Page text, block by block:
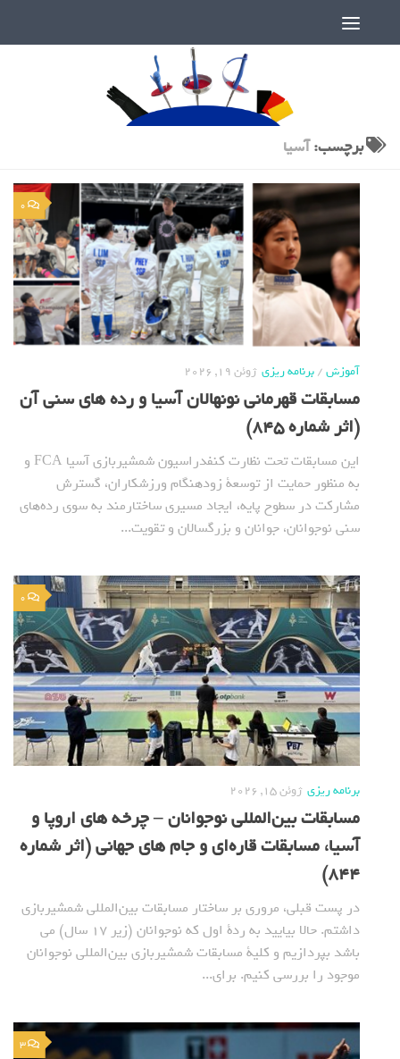
برچسب:آسیا
0
آموزش/برنامه ریزی ژوئن 19, 2026
مسابقات قهرمانی نونهالان آسیا و رده های سنی آن
(اثر شماره 845)
این مسابقات تحت نظارت کنفدراسیون شمشیربازی آسیا FCA و
به منظور حمایت از توسعة زودهنگام ورزشکاران، گسترش
مشارکت در سطوح پایه، ایجاد مسیری ساختارمند به سوی رده‌های
سنی نوجوانان، جوانان و بزرگسالان و تقویت...
0
برنامه ریزی ژوئن 15, 2026
مسابقات بین‌المللی نوجوانان – چرخه های اروپا و
آسیا، مسابقات قاره‌ای و جام های جهانی (اثر شماره
844)
در پست قبلی، مروری بر ساختار مسابقات بین‌المللی شمشیربازی
داشتم. حالا بیایید به ردة اول که نوجوانان (زیر ۱۷ سال) می
باشد بپردازیم و کلیة مسابقات شمشیربازی بین‌المللی نوجوانان
موجود را بررسی کنیم. برای...
3